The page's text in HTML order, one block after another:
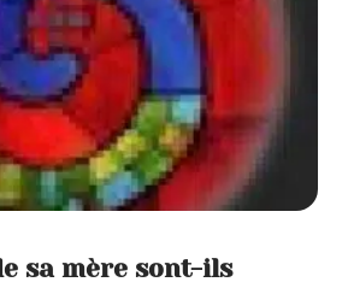
sa mère sont-ils